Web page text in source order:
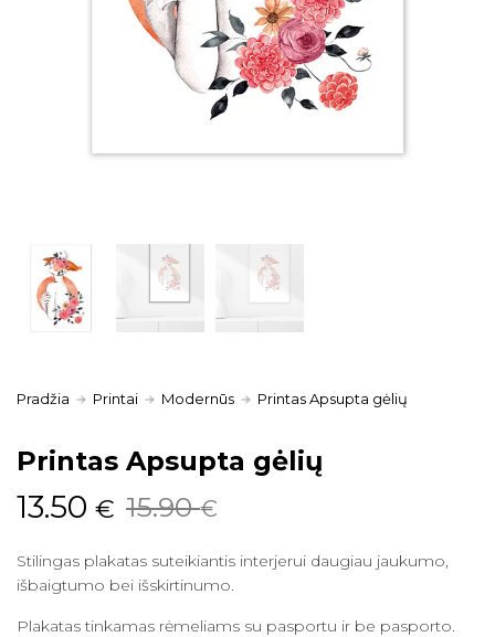
Pradžia Printai Modernūs Printas Apsupta gėlių
Printas Apsupta gėlių
15.90€
Original
was:
15.90 €.
13.50 €
Current
is:
13.50 €.
Stilingas plakatas suteikiantis interjerui daugiau jaukumo,
išbaigtumo bei išskirtinumo.
Plakatas tinkamas rėmeliams su pasportu ir be pasporto.